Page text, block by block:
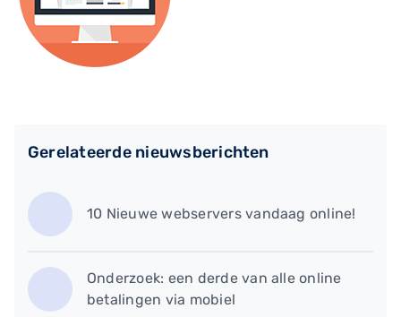
Gerelateerde nieuwsberichten
10 Nieuwe webservers vandaag online!
​Onderzoek: een derde van alle online
betalingen via mobiel